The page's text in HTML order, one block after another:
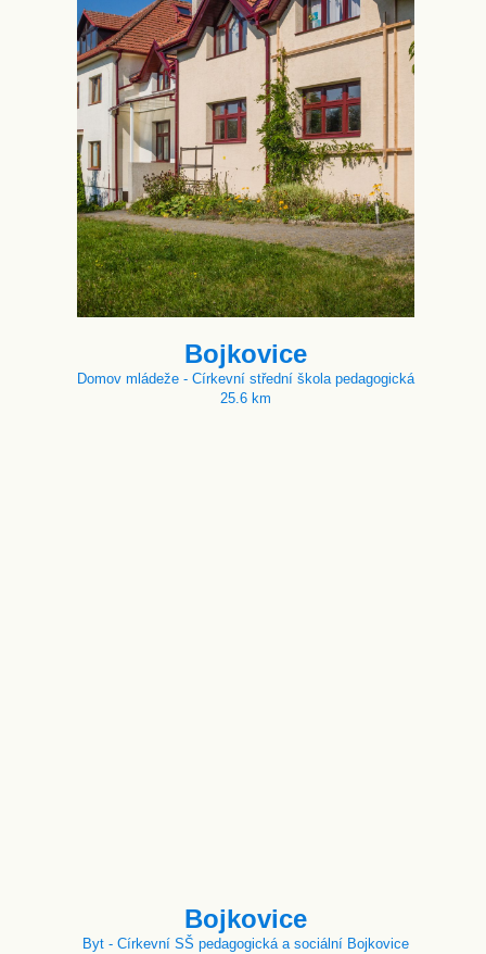
Bojkovice
Domov mládeže - Církevní střední škola pedagogická
25.6 km
Bojkovice
Byt - Církevní SŠ pedagogická a sociální Bojkovice